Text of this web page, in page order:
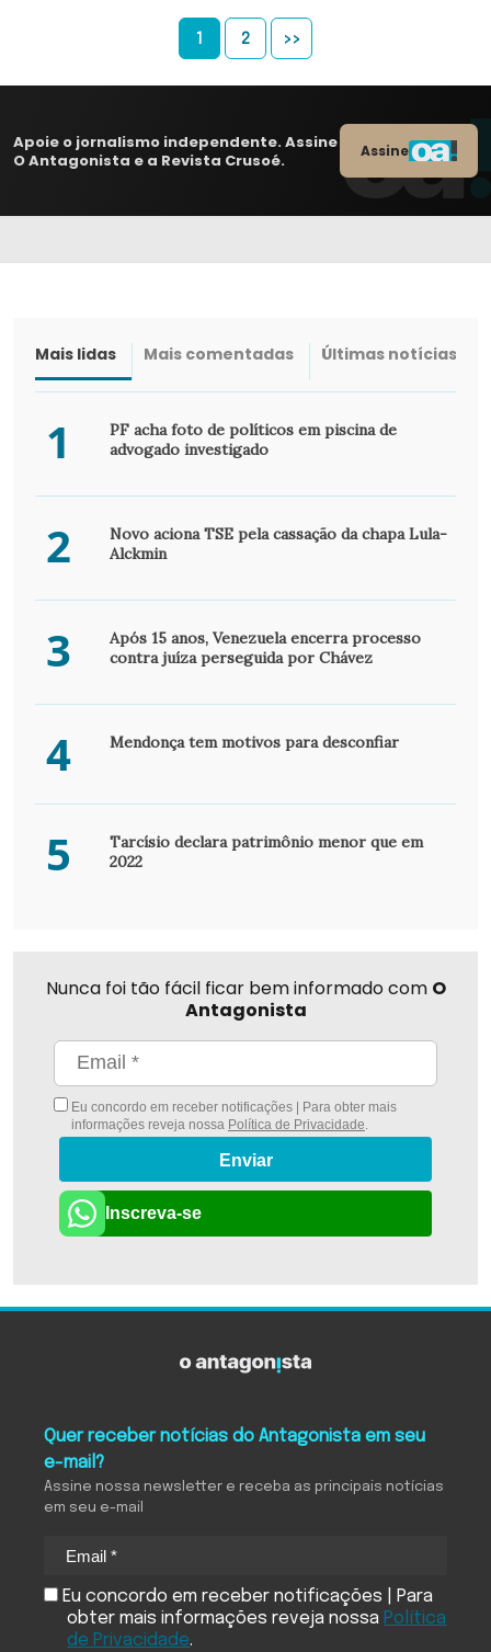
1 2 >>
Apoie o jornalismo independente. Assine
O Antagonista e a Revista Crusoé.
Assine
Mais lidas Mais comentadas Últimas notícias
1
PF acha foto de políticos em piscina de
advogado investigado
2
Novo aciona TSE pela cassação da chapa Lula-
Alckmin
3
Após 15 anos, Venezuela encerra processo
contra juíza perseguida por Chávez
4 Mendonça tem motivos para desconfiar
5
Tarcísio declara patrimônio menor que em
2022
Nunca foi tão fácil ficar bem informado com O
Antagonista
Eu concordo em receber notificações | Para obter mais
informações reveja nossa Política de Privacidade
Enviar
Inscreva-se
Quer receber notícias do Antagonista em seu
e-mail?
Assine nossa newsletter e receba as principais notícias
em seu e-mail
Eu concordo em receber notificações | Para
obter mais informações reveja nossa Política
de Privacidade.